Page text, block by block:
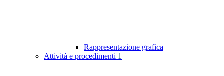
Rappresentazione grafica
Attività e procedimenti 1